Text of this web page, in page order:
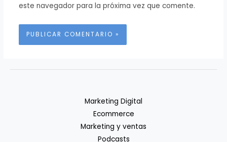
este navegador para la próxima vez que comente.
Marketing Digital
Ecommerce
Marketing y ventas
Podcasts